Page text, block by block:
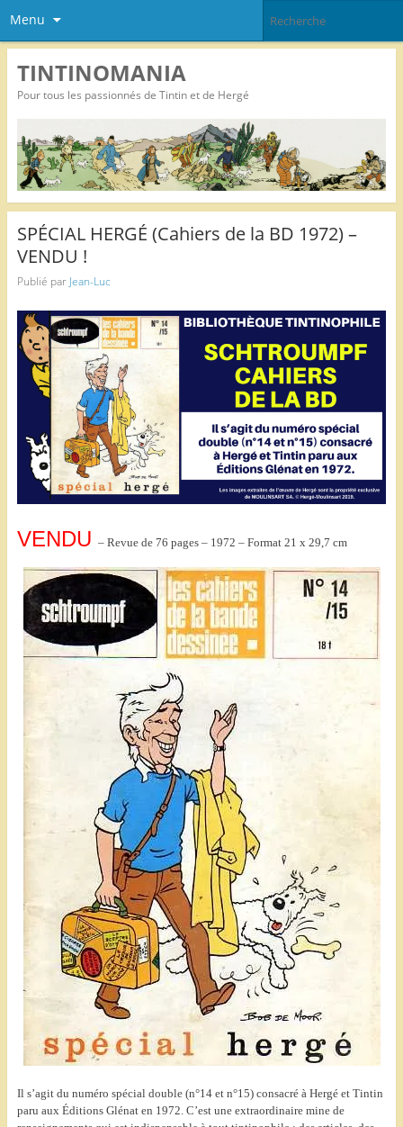
Menu
TINTINOMANIA
Pour tous les passionnés de Tintin et de Hergé
SPÉCIAL HERGÉ (Cahiers de la BD 1972) –
VENDU !
Publié par Jean-Luc
VENDU – Revue de 76 pages – 1972 – Format 21 x 29,7 cm
Il s’agit du numéro spécial double (n°14 et n°15) consacré à Hergé et Tintin
paru aux Éditions Glénat en 1972. C’est une extraordinaire mine de